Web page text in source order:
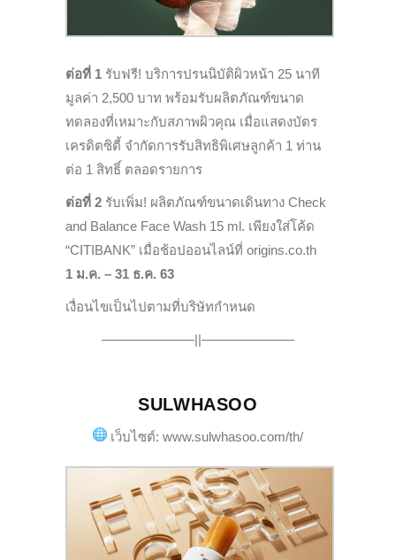
ต่อที่ 1 รับฟรี! บริการปรนนิบัติผิวหน้า 25 นาที
มูลค่า 2,500 บาท พร้อมรับผลิตภัณฑ์ขนาด
ทดลองที่เหมาะกับสภาพผิวคุณ เมื่อแสดงบัตร
เครดิตซิตี้ จำกัดการรับสิทธิพิเศษลูกค้า 1 ท่าน
ต่อ 1 สิทธิ์ ตลอดรายการ
ต่อที่ 2 รับเพิ่ม! ผลิตภัณฑ์ขนาดเดินทาง Check
and Balance Face Wash 15 ml. เพียงใส่โค้ด
“CITIBANK” เมื่อช้อปออนไลน์ที่ origins.co.th
1 ม.ค. – 31 ธ.ค. 63
เงื่อนไขเป็นไปตามที่บริษัทกำหนด
———————||———————
SULWHASOO
เว็บไซต์: www.sulwhasoo.com/th/